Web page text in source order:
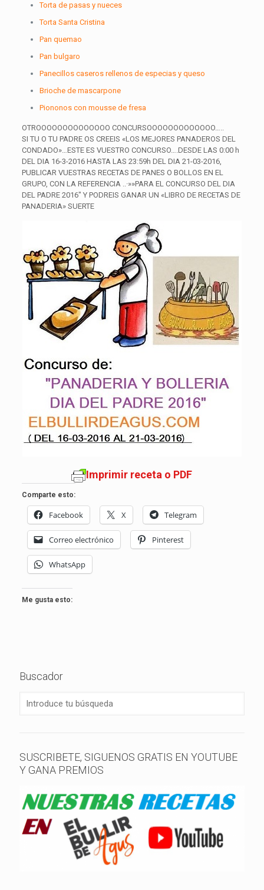
Torta de pasas y nueces
Torta Santa Cristina
Pan quemao
Pan bulgaro
Panecillos caseros rellenos de especias y queso
Brioche de mascarpone
Piononos con mousse de fresa
OTROOOOOOOOOOOOOO CONCURSOOOOOOOOOOOOO…..
SI TU O TU PADRE OS CREEIS «LOS MEJORES PANADEROS DEL
CONDADO»…ESTE ES VUESTRO CONCURSO….DESDE LAS 0:00 h
DEL DIA 16-3-2016 HASTA LAS 23:59h DEL DIA 21-03-2016,
PUBLICAR VUESTRAS RECETAS DE PANES O BOLLOS EN EL
GRUPO, CON LA REFERENCIA ..·»»PARA EL CONCURSO DEL DIA
DEL PADRE 2016″ Y PODREIS GANAR UN «LIBRO DE RECETAS DE
PANADERIA» SUERTE
Imprimir receta o PDF
Comparte esto:
Facebook X Telegram
Correo electrónico Pinterest
WhatsApp
Me gusta esto:
Buscador
SUSCRIBETE, SIGUENOS GRATIS EN YOUTUBE
Y GANA PREMIOS